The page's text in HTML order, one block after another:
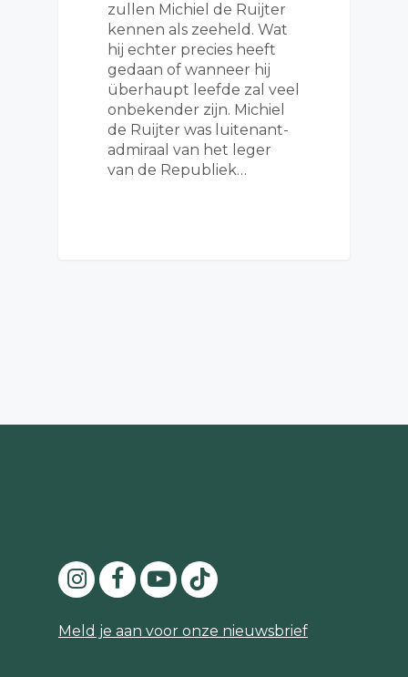
zullen Michiel de Ruijter
kennen als zeeheld. Wat
hij echter precies heeft
gedaan of wanneer hij
überhaupt leefde zal veel
onbekender zijn. Michiel
de Ruijter was luitenant-
admiraal van het leger
van de Republiek…
Meld je aan voor onze nieuwsbrief